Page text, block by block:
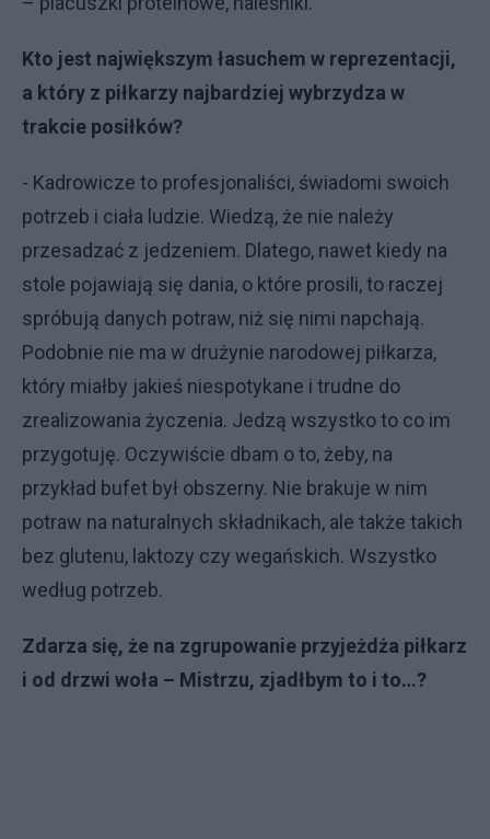
Kto jest największym łasuchem w reprezentacji,
a który z piłkarzy najbardziej wybrzydza w
trakcie posiłków?
- Kadrowicze to profesjonaliści, świadomi swoich
potrzeb i ciała ludzie. Wiedzą, że nie należy
przesadzać z jedzeniem. Dlatego, nawet kiedy na
stole pojawiają się dania, o które prosili, to raczej
spróbują danych potraw, niż się nimi napchają.
Podobnie nie ma w drużynie narodowej piłkarza,
który miałby jakieś niespotykane i trudne do
zrealizowania życzenia. Jedzą wszystko to co im
przygotuję. Oczywiście dbam o to, żeby, na
przykład bufet był obszerny. Nie brakuje w nim
potraw na naturalnych składnikach, ale także takich
bez glutenu, laktozy czy wegańskich. Wszystko
według potrzeb.
Zdarza się, że na zgrupowanie przyjeżdża piłkarz
i od drzwi woła – Mistrzu, zjadłbym to i to…?